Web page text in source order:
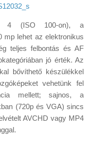
4 (ISO 100-on), a
mp lehet az elektronikus
teljes felbontás és AF
jó érték. Az
bővíthető készülékkel
vehetünk fel
mellett; sajnos, a
(720p és VGA) sincs
AVCHD vagy MP4